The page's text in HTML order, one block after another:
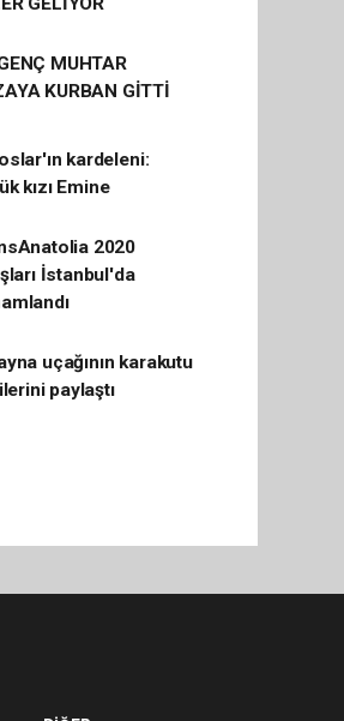
MUHTAR
KURBAN GİTTİ
kardeleni:
kızı Emine
2020
İstanbul'da
uçağının karakutu
paylaştı